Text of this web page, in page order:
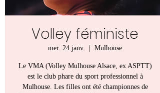
Volley féministe
mer. 24 janv.
  |
Mulhouse
Le VMA (Volley Mulhouse Alsace, ex ASPTT)
est le club phare du sport professionnel à
Mulhouse. Les filles ont été championnes de